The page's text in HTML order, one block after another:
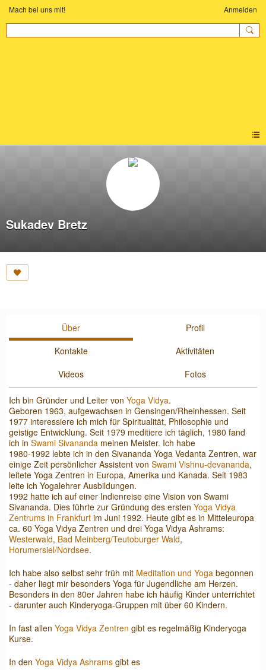
Mach bei uns mit! Anmelden
Sukadev Bretz
Über
Profil
Kontakte
Aktivitäten
Videos
Fotos
Ich bin Gründer und Leiter von Yoga Vidya.
Geboren 1963, aufgewachsen in Gensingen/Rheinhessen. Seit
1977 interessiere ich mich für Spiritualität, Philosophie und
geistige Entwicklung. Seit 1979 meditiere ich täglich, 1980 fand
ich in Swami Sivananda meinen Meister. Ich habe
1980-1992 lebte ich in den Sivananda Yoga Vedanta Zentren, war
einige Zeit persönlicher Assistent von Swami Vishnu-devananda,
leitete Yoga Zentren in Europa, Amerika und Kanada. Seit 1983
leite ich Yogalehrer Ausbildungen.
1992 hatte ich auf einer Indienreise eine Vision von Swami
Sivananda. Dies führte zur Gründung des ersten Yoga Vidya
Zentrums in Frankfurt im Juni 1992. Heute gibt es in Mitteleuropa
ca. 60 Yoga Vidya Zentren und drei Yoga Vidya Ashrams:
Westerwald, Bad Meinberg/Teutoburger Wald,
Horumersiel/Nordsee.
Ich habe also selbst sehr früh mit Meditation und Yoga begonnen
- daher liegt mir besonders Yoga für Jugendliche am Herzen.
Besonders in den 80er Jahren habe ich häufig Kinder unterrichtet
- darunter auch Kinderyoga-Gruppen mit über 60 Kindern.
In fast allen Yoga Vidya Zentren gibt es regelmäßig Kinderyoga
Kurse.
In den Yoga Vidya Ashrams gibt es